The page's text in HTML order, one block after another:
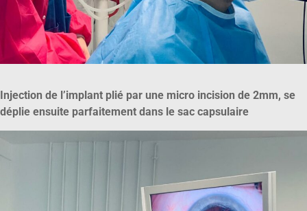
Injection de l’implant plié par une micro incision de 2mm, se
déplie ensuite parfaitement dans le sac capsulaire